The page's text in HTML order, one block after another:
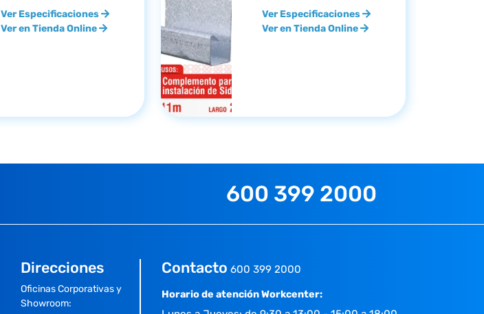
Ver Especificaciones
Ver en Tienda Online
Ver Especificaciones
Ver en Tienda Online
600 399 2000
Direcciones
Oficinas Corporativas y
Showroom:
Contacto 600 399 2000
Horario de atención Workcenter: